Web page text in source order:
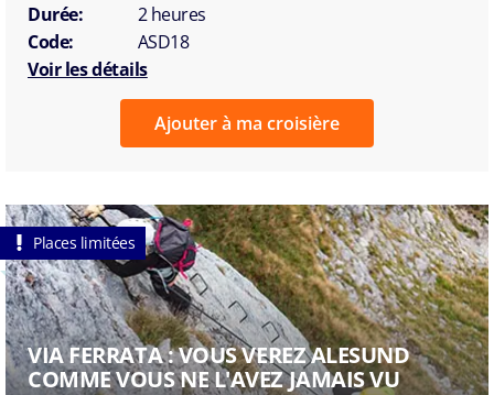
Durée:
2 heures
Code:
ASD18
Voir les détails
Ajouter à ma croisière
Places limitées
VIA FERRATA : VOUS VEREZ ALESUND
COMME VOUS NE L'AVEZ JAMAIS VU